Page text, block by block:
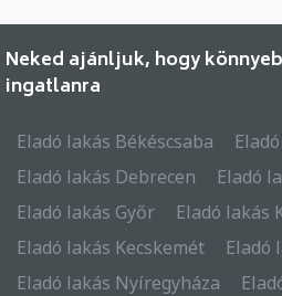
Neked ajánljuk, hogy
ingatlanra
Eladó lakás Békéscsaba
Eladó lakás Debrecen
Eladó
Eladó lakás Győr
Eladó lakás
Eladó lakás Kecskemét
Eladó
Eladó lakás Nyíregyháza